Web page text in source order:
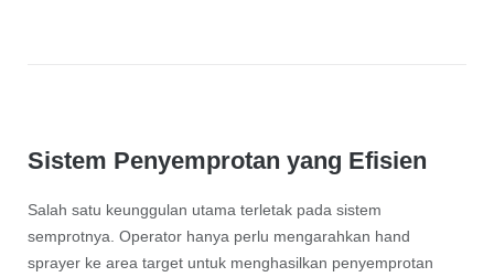
Sistem Penyemprotan yang Efisien
Salah satu keunggulan utama terletak pada sistem
semprotnya. Operator hanya perlu mengarahkan hand
sprayer ke area target untuk menghasilkan penyemprotan